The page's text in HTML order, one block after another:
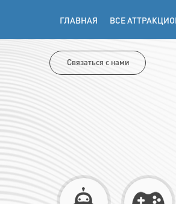
ГЛАВНАЯ ВСЕ
Связаться с нами